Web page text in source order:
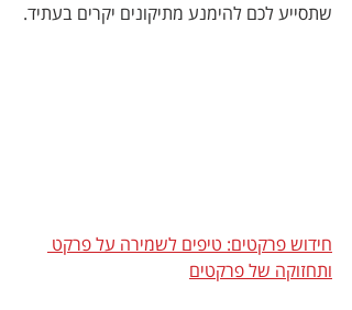
שתסייע לכם להימנע מתיקונים יקרים בעתיד.
חידוש פרקטים: טיפים לשמירה על פרקט
ותחזוקה של פרקטים